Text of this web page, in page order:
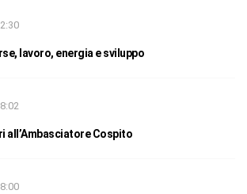
lavoro, energia e sviluppo
all’Ambasciatore Cospito